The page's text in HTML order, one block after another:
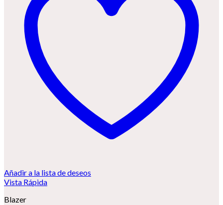
Añadir a la lista de deseos
Vista Rápida
Blazer